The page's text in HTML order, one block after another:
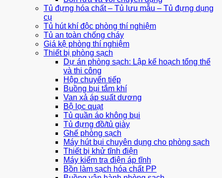
Tủ đựng hóa chất – Tủ lưu mẫu – Tủ đựng dụng
cụ
Tủ hút khí độc phòng thí nghiệm
Tủ an toàn chống cháy
Giá kệ phòng thí nghiệm
Thiết bị phòng sạch
Dự án phòng sạch: Lập kế hoạch tổng thể
và thi công
Hộp chuyển tiếp
Buồng bụi tắm khí
Van xả áp suất dương
Bộ lọc quạt
Tủ quần áo không bụi
Tủ đựng đồ/tủ giày
Ghế phòng sạch
Máy hút bụi chuyên dụng cho phòng sạch
Thiết bị khử tĩnh điện
Máy kiểm tra điện áp tĩnh
Bồn làm sạch hóa chất PP